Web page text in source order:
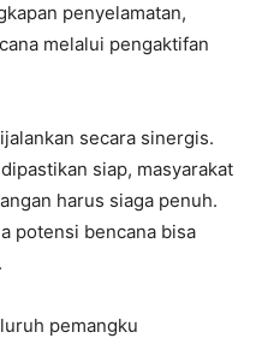
penyelamatan,
melalui pengaktifan
secara sinergis.
siap, masyarakat
harus siaga penuh.
potensi bencana bisa
pemangku